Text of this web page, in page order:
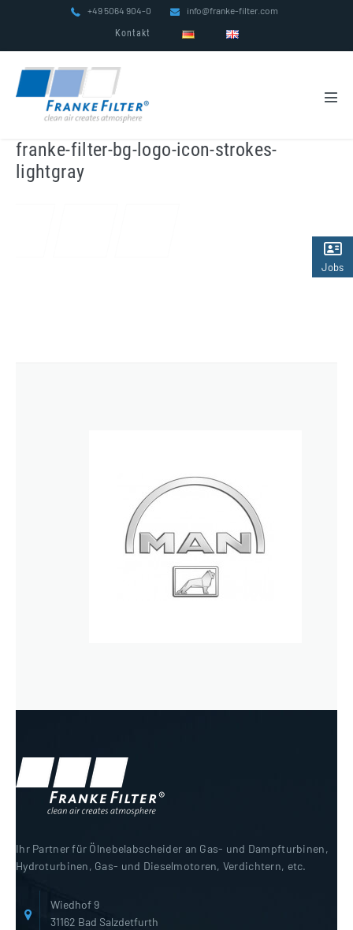
+49 5064 904-0 info@franke-filter.com
Kontakt
franke-filter-bg-logo-icon-strokes-
lightgray
Jobs
Ihr Partner für Ölnebelabscheider an Gas- und Dampfturbinen,
Hydroturbinen, Gas- und Dieselmotoren, Verdichtern, etc.
Wiedhof 9
31162 Bad Salzdetfurth